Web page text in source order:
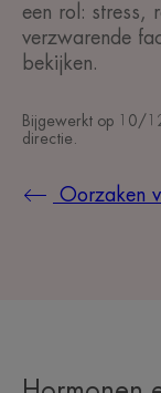
een rol: stress,
verzwarende
bekijken.
Bijgewerkt op 10/
directie
Oorzaken